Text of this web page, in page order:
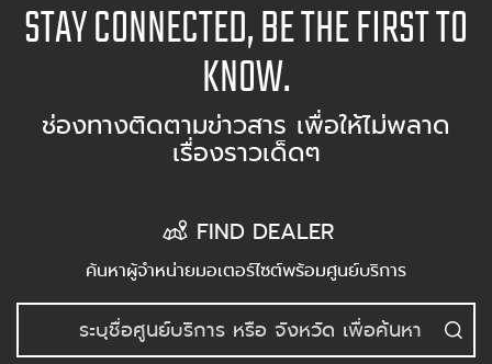
STAY CONNECTED, BE THE FIRST TO
KNOW.
ช่องทางติดตามข่าวสาร เพื่อให้ไม่พลาด
เรื่องราวเด็ดๆ
FIND DEALER
ค้นหาผู้จำหน่ายมอเตอร์ไซต์พร้อมศูนย์บริการ